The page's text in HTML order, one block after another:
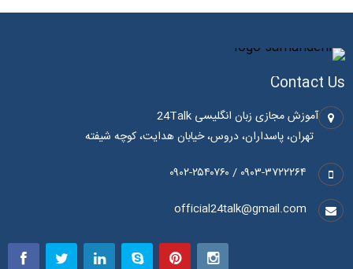
Contact Us
آموزش مجازی زبان انگلیسی 24Talk
تهران، پاسداران، دروس، خیابان هدایت، کوچه شیفته
۰۹۰۳-۳۷۲۲۲۶۴ / ۰۹۰۲-۲۵۴۰۷۶۰
official24talk@gmail.com